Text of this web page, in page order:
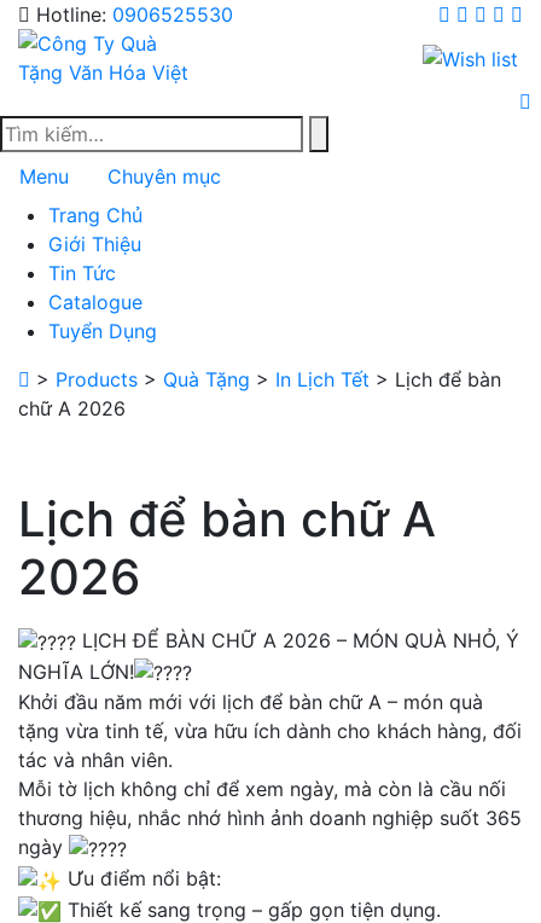
Skip
content
Hotline: 0906525530
Menu
Chuyên mục
Trang Chủ
Giới Thiệu
Tin Tức
Catalogue
Tuyển Dụng
> Products > Quà Tặng > In Lịch Tết > Lịch để bàn
chữ A 2026
Lịch để bàn chữ A
2026
LỊCH ĐỂ BÀN CHỮ A 2026 – MÓN QUÀ NHỎ, Ý
NGHĨA LỚN!
Khởi đầu năm mới với lịch để bàn chữ A – món quà
tặng vừa tinh tế, vừa hữu ích dành cho khách hàng, đối
tác và nhân viên.
Mỗi tờ lịch không chỉ để xem ngày, mà còn là cầu nối
thương hiệu, nhắc nhớ hình ảnh doanh nghiệp suốt 365
ngày
Ưu điểm nổi bật:
Thiết kế sang trọng – gấp gọn tiện dụng.